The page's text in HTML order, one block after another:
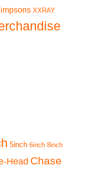
XXRAY
5inch 6inch 8inch
Head Chase